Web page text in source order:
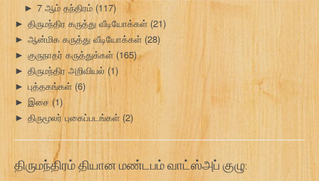
► 7 ஆம் தந்திரம் (117)
► திருமந்திர கருத்து வீடியோக்கள் (21)
► ஆன்மிக கருத்து வீடியோக்கள் (28)
► குருநாதர் கருத்துக்கள் (165)
► திருமந்திர அறிவியல் (1)
► புத்தகங்கள் (6)
► இசை (1)
► திருமூலர் புகைப்படங்கள் (2)
திருமந்திரம் தியான மண்டபம் வாட்ஸ்அப் குழு: